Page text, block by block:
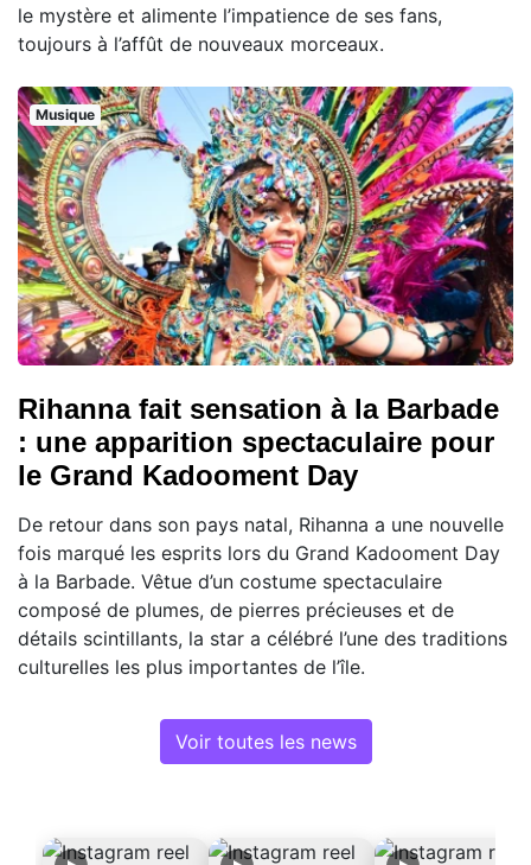
le mystère et alimente l’impatience de ses fans,
toujours à l’affût de nouveaux morceaux.
Musique
Rihanna fait sensation à la Barbade
: une apparition spectaculaire pour
le Grand Kadooment Day
De retour dans son pays natal, Rihanna a une nouvelle
fois marqué les esprits lors du Grand Kadooment Day
à la Barbade. Vêtue d’un costume spectaculaire
composé de plumes, de pierres précieuses et de
détails scintillants, la star a célébré l’une des traditions
culturelles les plus importantes de l’île.
Voir toutes les news